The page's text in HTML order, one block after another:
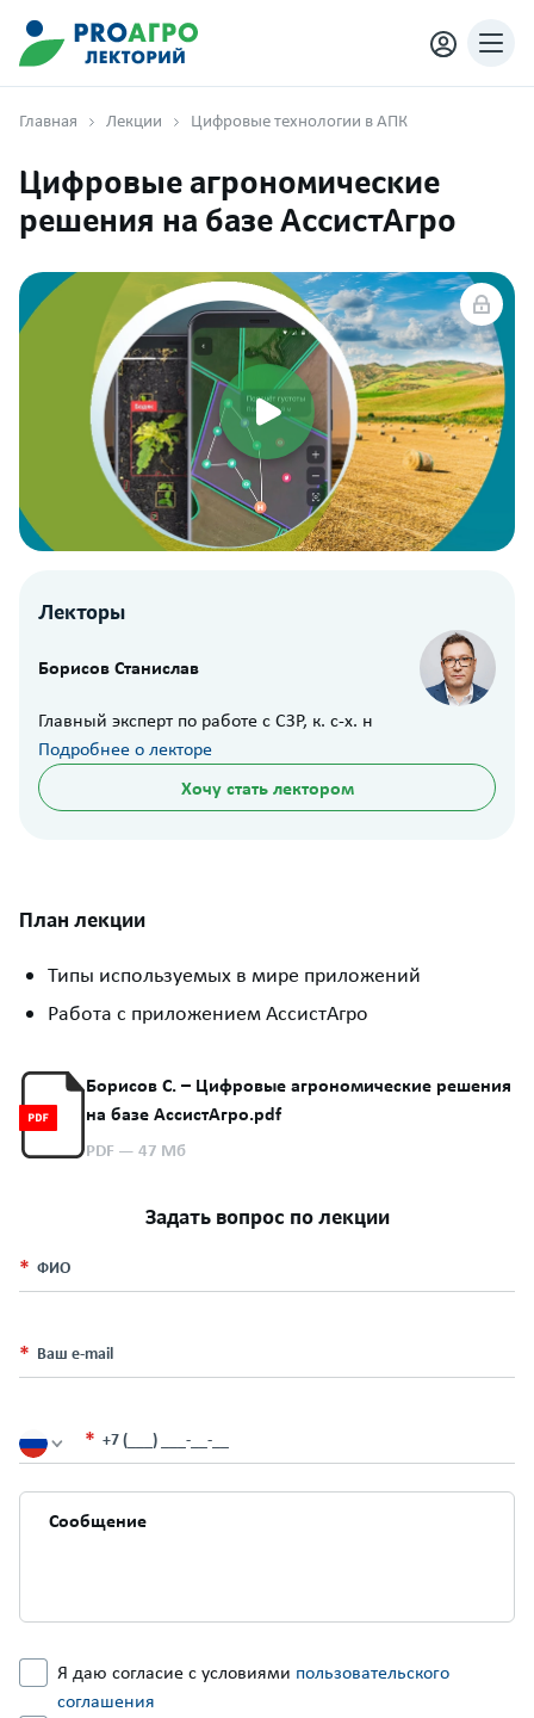
Главная Лекции Цифровые технологии в АПК
Цифровые агрономические
решения на базе АссистАгро
Лекторы
Борисов Станислав
Главный эксперт по работе с СЗР, к. с-х. н
Подробнее о лекторе
Хочу стать лектором
План лекции
Типы используемых в мире приложений
Работа с приложением АссистАгро
Борисов С. – Цифровые агрономические решения
на базе АссистАгро.pdf
PDF — 47 Мб
Задать вопрос по лекции
ФИО
Ваш e-mail
+7 (___) ___-__-__
Я даю согласие с условиями пользовательского
соглашения